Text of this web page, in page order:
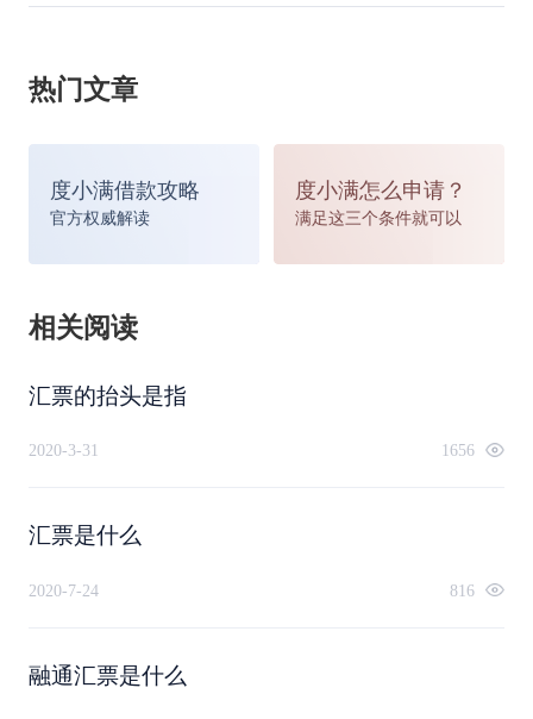
热门文章
度小满借款攻略
官方权威解读
度小满怎么申请？
满足这三个条件就可以
相关阅读
汇票的抬头是指
2020-3-31 1656
汇票是什么
2020-7-24 816
融通汇票是什么